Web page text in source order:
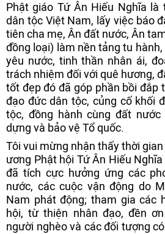
Phật giáo Tứ Ân Hiếu Nghĩa là
dân tộc Việt Nam, lấy việc báo
tiên cha mẹ, Ân đất nước, Ân
đồng loại) làm nền tảng tu
yêu nước, tinh thần nhân ái,
trách nhiệm đối với quê hương,
tốt đẹp đó đã góp phần bồi đắp
đạo đức dân tộc, củng cố khối
tộc, đồng hành cùng đất
dựng và bảo vệ Tổ quốc.
Tôi vui mừng nhận thấy thời
ương Phật hội Tứ Ân Hiếu
đã tích cực hưởng ứng các
nước, các cuộc vận động do
Nam phát động; tham gia các
hội, từ thiện nhân đạo, đền
người nghèo và các đối tượng